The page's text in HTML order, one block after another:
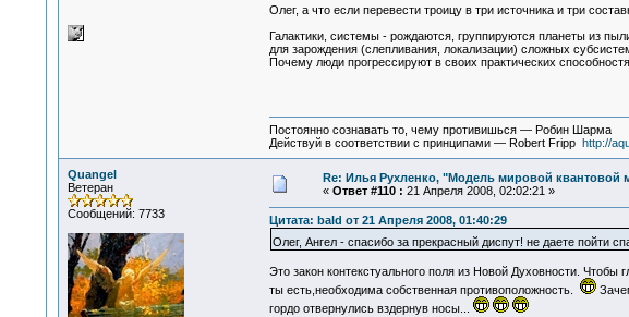
Олег, а что если перевести троицу в три источника и три
Галактики, системы - рождаются, группируются планеты из
для зарождения (слепливания, локализации) сложных
Почему люди прогрессируют в своих практических
Постоянно сознавать то, чему противишься — Робин Шарма
Действуй в соответствии с принципами — Robert Fripp http://
Quangel
Ветеран
Сообщений: 7733
Re: Илья Рухленко, "Модель мировой квантовой
« Ответ #110 : 21 Апреля 2008, 02:02:21 »
Цитата: bald от 21 Апреля 2008, 01:40:29
Олег, Ангел - спасибо за прекрасный диспут! не даете пойти
Это закон контекстуального поля из Новой Духовности. Чтобы
ты есть,необходима собственная противоположность.
гордо отвернулись вздернув носы...